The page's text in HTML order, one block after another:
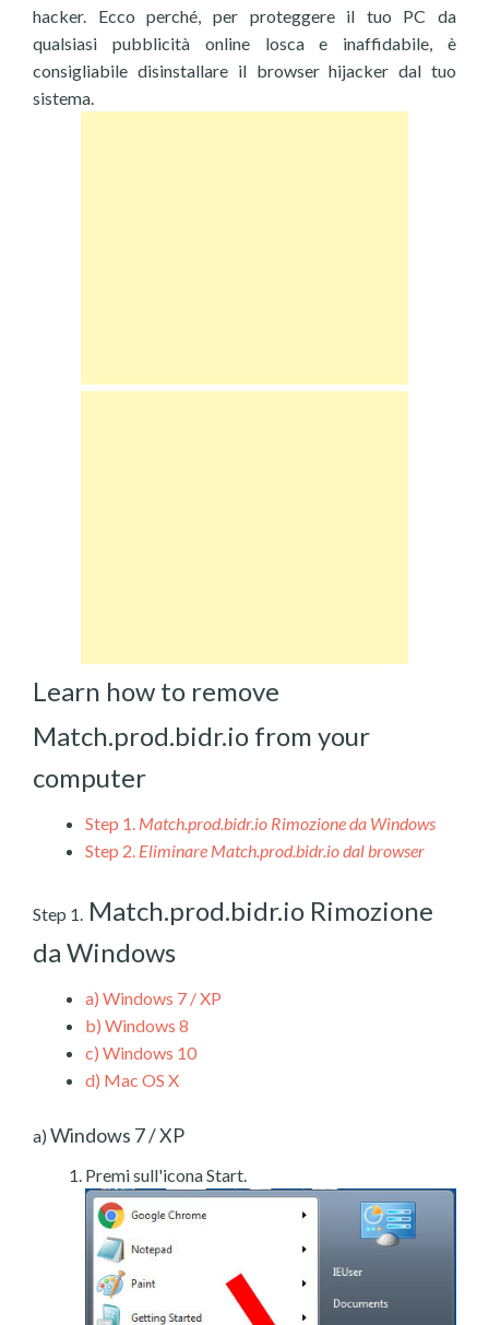
hacker. Ecco perché, per proteggere il tuo PC da
qualsiasi pubblicità online losca e inaffidabile, è
consigliabile disinstallare il browser hijacker dal tuo
sistema.
Learn how to remove
Match.prod.bidr.io from your
computer
Step 1. Match.prod.bidr.io Rimozione da Windows
Step 2. Eliminare Match.prod.bidr.io dal browser
Step 1. Match.prod.bidr.io Rimozione
da Windows
a) Windows 7 / XP
b) Windows 8
c) Windows 10
d) Mac OS X
a) Windows 7 / XP
Premi sull'icona Start.